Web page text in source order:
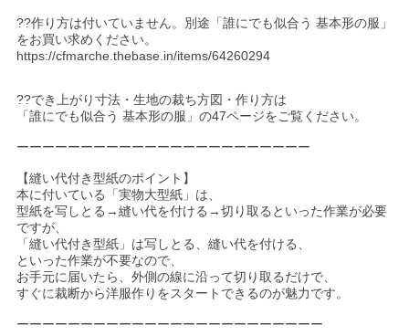
??作り方は付いていません。別途「誰にでも似合う 基本形の服」
をお買い求めください。
https://cfmarche.thebase.in/items/64260294
??でき上がり寸法・生地の裁ち方図・作り方は
「誰にでも似合う 基本形の服」の47ページをご覧ください。
ーーーーーーーーーーーーーーーーーーーーーーー
【縫い代付き型紙のポイント】
本に付いている「実物大型紙」は、
型紙を写しとる→縫い代を付ける→切り取るといった作業が必要
ですが、
「縫い代付き型紙」は写しとる、縫い代を付ける、
といった作業が不要なので、
お手元に届いたら、外側の線に沿って切り取るだけで、
すぐに裁断から洋服作りをスタートできるのが魅力です。
ーーーーーーーーーーーーーーーーーーーーーーーー